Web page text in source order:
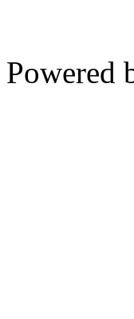
Powered